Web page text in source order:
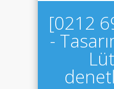
[0212
-